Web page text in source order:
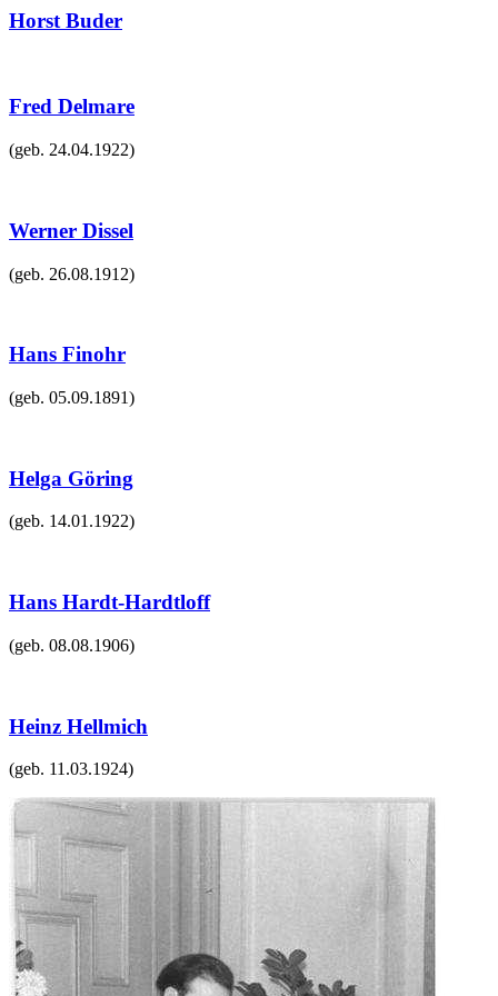
Horst Buder
Fred Delmare
(geb. 24.04.1922)
Werner Dissel
(geb. 26.08.1912)
Hans Finohr
(geb. 05.09.1891)
Helga Göring
(geb. 14.01.1922)
Hans Hardt-Hardtloff
(geb. 08.08.1906)
Heinz Hellmich
(geb. 11.03.1924)